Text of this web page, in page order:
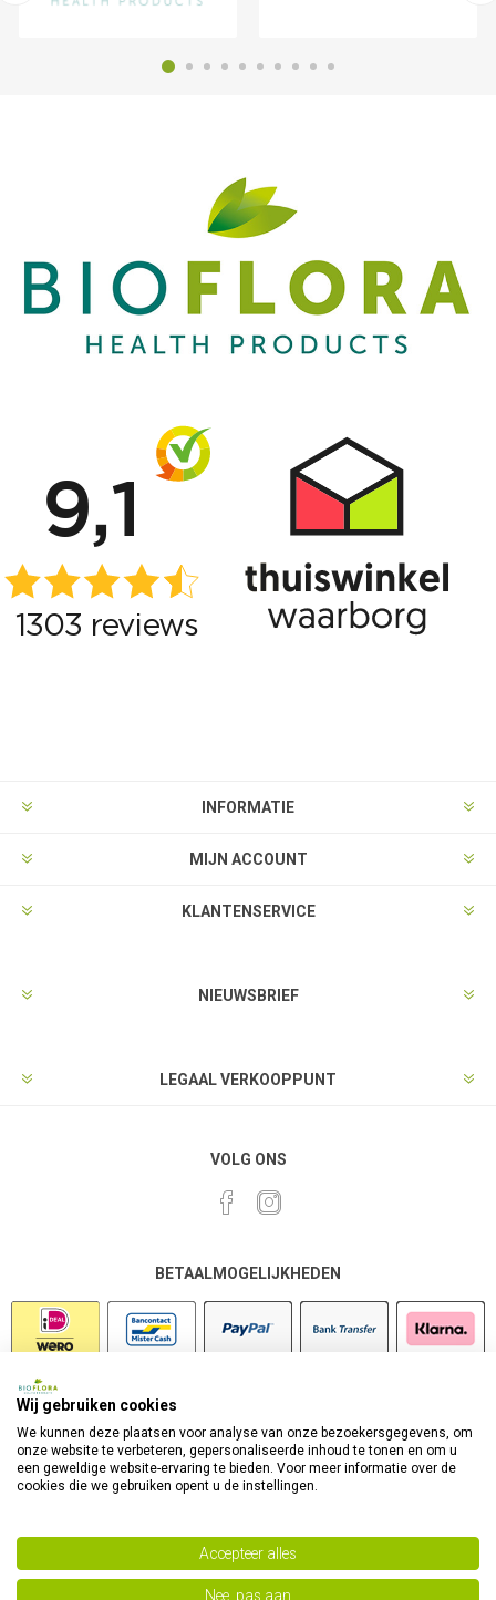
INFORMATIE
MIJN ACCOUNT
KLANTENSERVICE
NIEUWSBRIEF
LEGAAL VERKOOPPUNT
VOLG ONS
BETAALMOGELIJKHEDEN
Wij gebruiken cookies
We kunnen deze plaatsen voor analyse van onze bezoekersgegevens, om
onze website te verbeteren, gepersonaliseerde inhoud te tonen en om u
een geweldige website-ervaring te bieden. Voor meer informatie over de
cookies die we gebruiken opent u de instellingen.
Accepteer alles
Nee, pas aan